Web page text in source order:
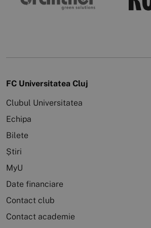
FC Universitatea Cluj
Clubul Universitatea
Echipa
Bilete
Știri
MyU
Date financiare
Contact club
Contact academie